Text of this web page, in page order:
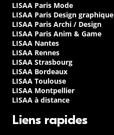
LISAA Paris Mode
LISAA Paris Design graphique
LISAA Paris Archi / Design
LISAA Paris Anim & Game
LISAA Nantes
LISAA Rennes
LISAA Strasbourg
LISAA Bordeaux
LISAA Toulouse
LISAA Montpellier
LISAA à distance
Liens rapides